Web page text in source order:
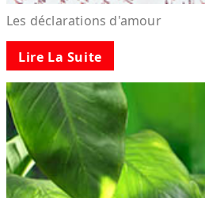
Les déclarations d'amour
Lire La Suite